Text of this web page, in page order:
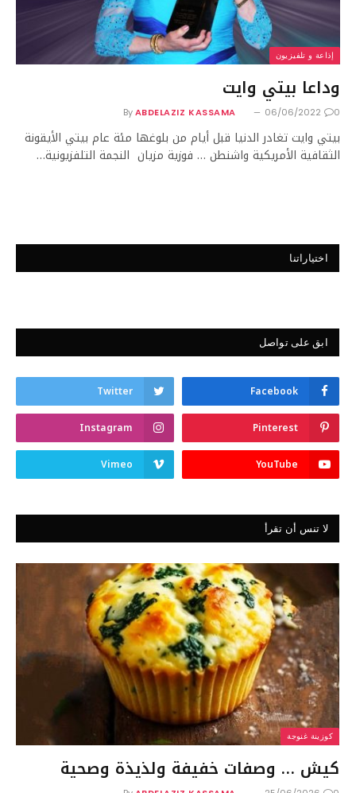
إذاعة و تلفيزيون
وداعا بيتي وايت
By ABDELAZIZ KASSAMA 06/06/2022 0
بيتي وايت تغادر الدنيا قبل أيام من بلوغها مئة عام بيتي الأيقونة
الثقافية الأمريكية واشنطن … فوزية مزيان النجمة التلفزيونية…
اختياراتنا
ابق على تواصل
Facebook
Twitter
Pinterest
Instagram
YouTube
Vimeo
لا تنس أن تقرأ
كوزينة غنوجة
كيش … وصفات خفيفة ولذيذة وصحية